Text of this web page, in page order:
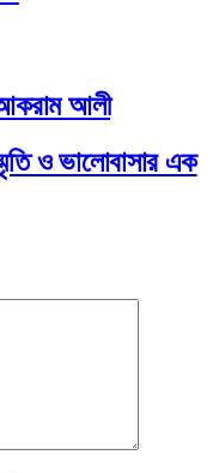
আলী
ও ভালোবাসার এক